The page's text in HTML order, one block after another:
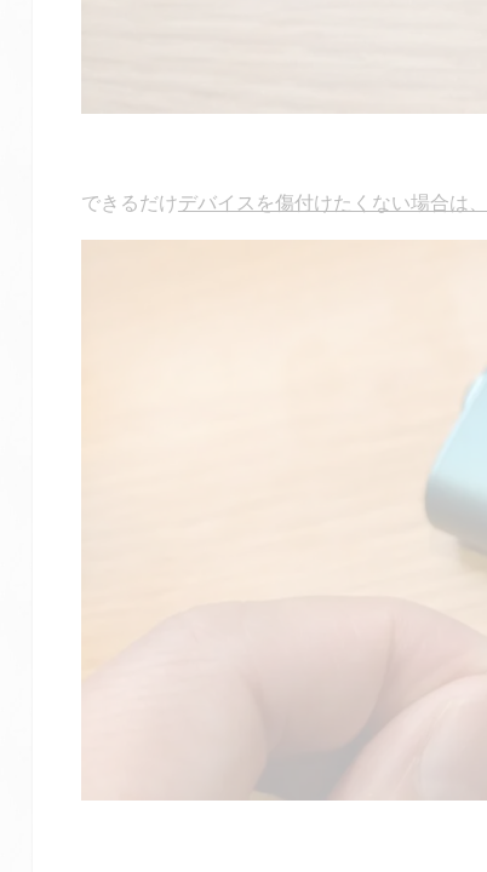
できるだけデバイスを傷付けたくない場合は